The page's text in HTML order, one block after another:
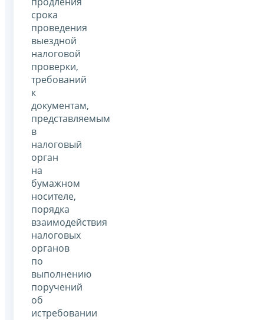
срока
проведения
выездной
налоговой
проверки,
требований
к
документам,
представляемым
в
налоговый
орган
на
бумажном
носителе,
порядка
взаимодействия
налоговых
органов
по
выполнению
поручений
об
истребовании